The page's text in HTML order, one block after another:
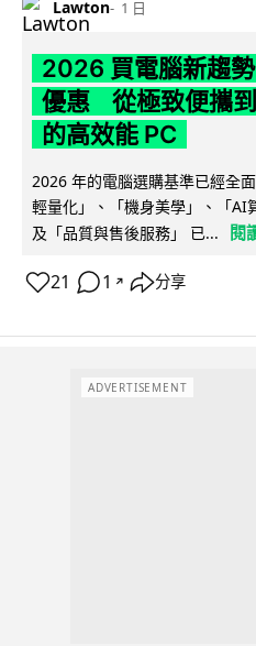
Lawton 1 日
2026 買電腦新趨
優惠 從極致便攜
的高效能 PC
2026 年的電腦選購基準已經全
輕量化」、「機身美學」、「AI
及「品質與售後服務」 已...
閱
21 1 ↗ 分享
ADVERTISEMENT